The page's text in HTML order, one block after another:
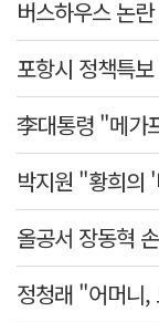
포항시 정책특
정청래 "어머니